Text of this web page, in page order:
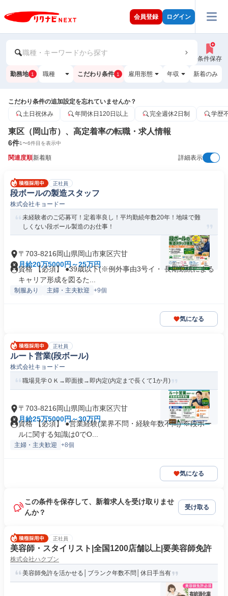
会員登録 ログイン
職種・キーワードから探す
条件保存
勤務地 1 職種 こだわり条件 1 雇用形態 年収 新着のみ
こだわり条件の追加設定を忘れていませんか？
土日祝休み
年間休日120日以上 完全週休2日制 学歴
東区（岡山市）、高定着率の転職・求人情報
6件1〜6件目を表示中
関連度順新着順 詳細表示
正社員
段ボールの製造スタッフ
株式会社キョードー
未経験者のご応募可！定着率良し！平均勤続年数20年！地味で難
しくない段ボール製造のお仕事！
〒703-8216岡山県岡山市東区宍甘
月給20万5000円～25万円
資格 【必須】 ●39歳以下(※例外事由3号イ・ 長期勤続による
キャリア形成を図るた...
制服あり 主婦・主夫歓迎 +9個
気になる
正社員
ルート営業(段ボール)
株式会社キョードー
職場見学ＯＫ→即面接→即内定(内定まで長くて1か月)
〒703-8216岡山県岡山市東区宍甘
月給25万5000円～30万円
資格 【必須】 ●営業経験(業界不問・経験年数不問) ※段ボー
ルに関する知識は0でO...
主婦・主夫歓迎 +8個
気になる
この条件を保存して、新着求人を受け取りませ
んか？
受け取る
正社員
美容師・スタイリスト|全国1200店舗以上|要美容師免許
株式会社ハクブン
美容師免許を活かせる│ブランク年数不問│休日手当有